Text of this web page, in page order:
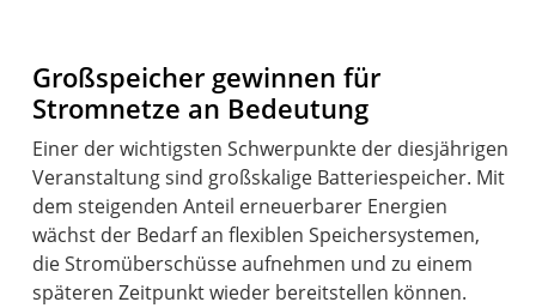
Großspeicher gewinnen für
Stromnetze an Bedeutung
Einer der wichtigsten Schwerpunkte der diesjährigen
Veranstaltung sind großskalige Batteriespeicher. Mit
dem steigenden Anteil erneuerbarer Energien
wächst der Bedarf an flexiblen Speichersystemen,
die Stromüberschüsse aufnehmen und zu einem
späteren Zeitpunkt wieder bereitstellen können.